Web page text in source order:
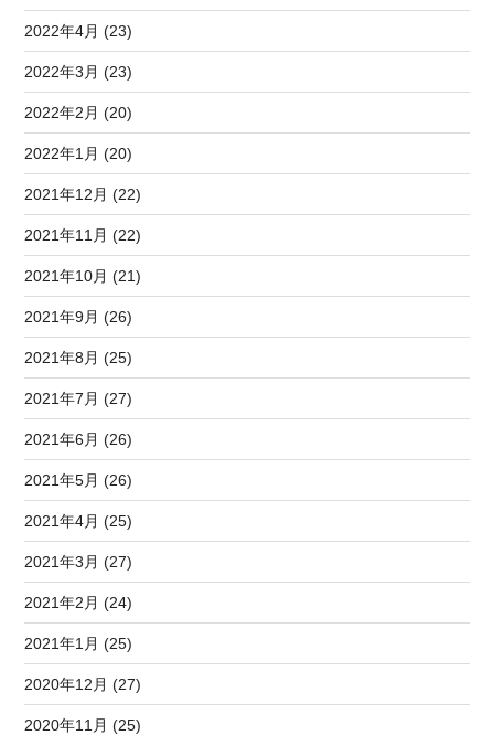
2022年4月 (23)
2022年3月 (23)
2022年2月 (20)
2022年1月 (20)
2021年12月 (22)
2021年11月 (22)
2021年10月 (21)
2021年9月 (26)
2021年8月 (25)
2021年7月 (27)
2021年6月 (26)
2021年5月 (26)
2021年4月 (25)
2021年3月 (27)
2021年2月 (24)
2021年1月 (25)
2020年12月 (27)
2020年11月 (25)